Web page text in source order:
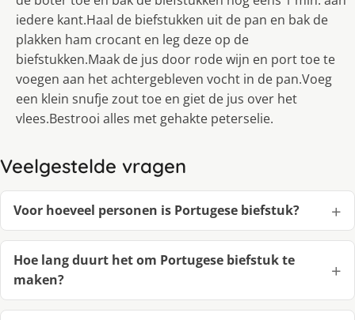
iedere kant.Haal de biefstukken uit de pan en bak de
plakken ham crocant en leg deze op de
biefstukken.Maak de jus door rode wijn en port toe te
voegen aan het achtergebleven vocht in de pan.Voeg
een klein snufje zout toe en giet de jus over het
vlees.Bestrooi alles met gehakte peterselie.
Veelgestelde vragen
Voor hoeveel personen is Portugese biefstuk?
Hoe lang duurt het om Portugese biefstuk te
maken?